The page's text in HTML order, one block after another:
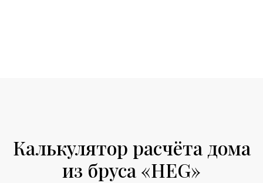
Калькулятор расчёта дома
из бруса «HEG»